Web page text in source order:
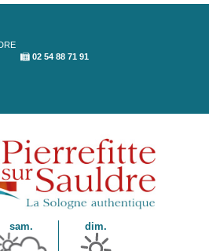
02 54 88 71 91
sam. dim.